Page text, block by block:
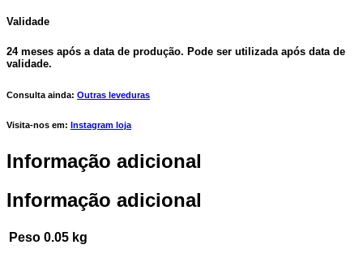
Validade
24 meses após a data de produção. Pode ser utilizada após data de
validade.
Consulta ainda: Outras leveduras
Visita-nos em: Instagram loja
Informação adicional
Informação adicional
Peso 0.05 kg